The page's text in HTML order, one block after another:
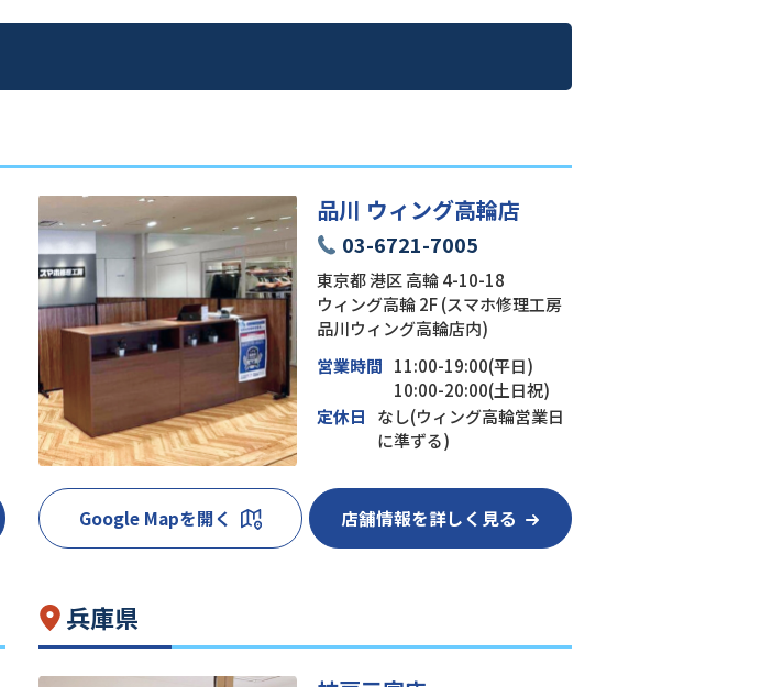
品川 ウィング高輪店
03-6721-7005
東京都 港区 高輪 4-10-18
ウィング高輪 2F (スマホ修理工房
品川ウィング高輪店内)
営業時間 11:00-19:00(平日)
10:00-20:00(土日祝)
定休日
なし(ウィング高輪営業日
に準ずる)
Google Mapを開く 店舗情報を詳しく見る
兵庫県